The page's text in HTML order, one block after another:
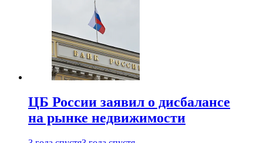
ЦБ России заявил о дисбалансе
на рынке недвижимости